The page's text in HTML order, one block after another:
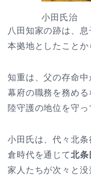
小田氏治
八田知家の跡は、息
本拠地としたことか
知重は、父の存命
幕府の職務を務め
陸守護の地位を守っ
小田氏は、代々北
倉時代を通じて北条
家人たちが次々と